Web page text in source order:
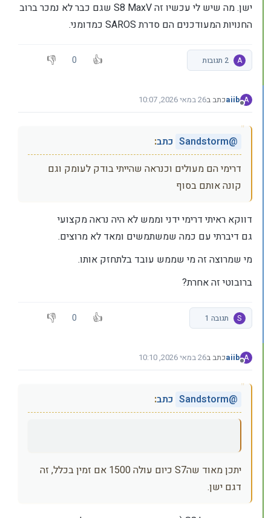
ישן. מה שיש לי עכשיו זה S8 MaxV שגם כבר לא נמכר ברוב
החנויות המעודכנים הם סדרת SAROS כמדומני.
A 2 תגובות 0
A
מנותק
aiibכתב ב26 במאי 2026, 10:07
נערך לאחרונה על ידי
@
Sandstorm כתב:
דרימי הם מעולים וכנראה שהייתי בודק לעומק וגם
קונה אותם בסוף
דווקא ראיתי דרימי ידני וממש לא היה נראה מקצועי
גם דיברתי עם כמה שמשתמשים ומאד לא מרוצים.
מי שמרוצה זה מי שממש עובד בלתחזק אותו.
ברובוטי זה אחרת?
S תגובה 1 0
A
מנותק
aiibכתב ב26 במאי 2026, 10:10
נערך לאחרונה על ידי
@
Sandstorm כתב:
יתכן מאוד שהS7 כיום עולה 1500 אם זמין בכלל, זה
דגם ישן.